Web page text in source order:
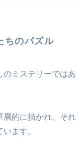
ちのパズル
のミステリーではあ
層的に描かれ、それ
ます。